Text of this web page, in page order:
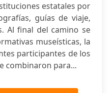
estatales por
guías de viaje,
Al final del camino se
museísticas, la
participantes de los
combinaron para...